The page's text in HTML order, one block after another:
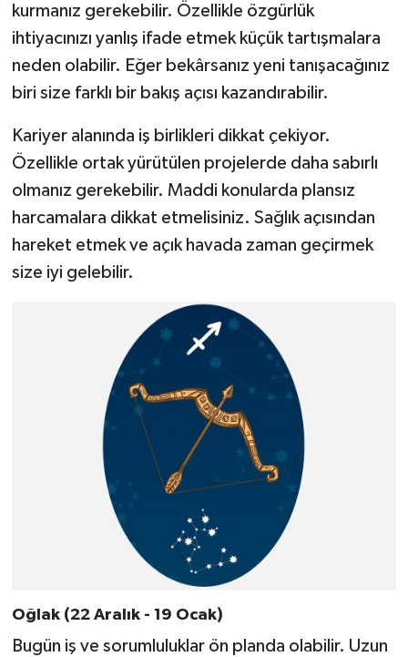
kurmanız gerekebilir. Özellikle özgürlük
ihtiyacınızı yanlış ifade etmek küçük tartışmalara
neden olabilir. Eğer bekârsanız yeni tanışacağınız
biri size farklı bir bakış açısı kazandırabilir.
Kariyer alanında iş birlikleri dikkat çekiyor.
Özellikle ortak yürütülen projelerde daha sabırlı
olmanız gerekebilir. Maddi konularda plansız
harcamalara dikkat etmelisiniz. Sağlık açısından
hareket etmek ve açık havada zaman geçirmek
size iyi gelebilir.
Oğlak (22 Aralık - 19 Ocak)
Bugün iş ve sorumluluklar ön planda olabilir. Uzun